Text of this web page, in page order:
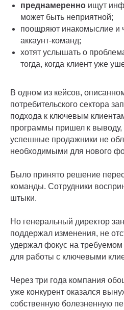
преднамеренно ищут
может быть неприятной;
поощряют инакомыслие и
аккаунт-команд;
хотят услышать о
тогда, когда клиент уже
В одном из кейсов,
потребительского сектора
подхода к ключевым
программы пришел к
успешные продажники не
необходимыми для нового
Было принято решение
команды. Сотрудники
штыки.
Но генеральный директор
поддержал изменения, не
удержал фокус на
для работы с ключевыми
Через три года компания
уже конкурент оказался
собственную болезненную